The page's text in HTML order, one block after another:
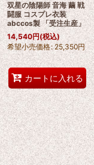
双星の陰陽師 音海 繭 戦
闘服 コスプレ衣装
abccos製 「受注生産」
14,540円(税込)
希望小売価格: 25,350円
カートに入れる